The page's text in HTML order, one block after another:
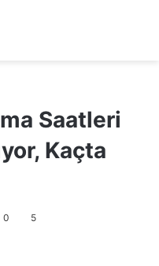
Saatleri
Kaçta
0 5